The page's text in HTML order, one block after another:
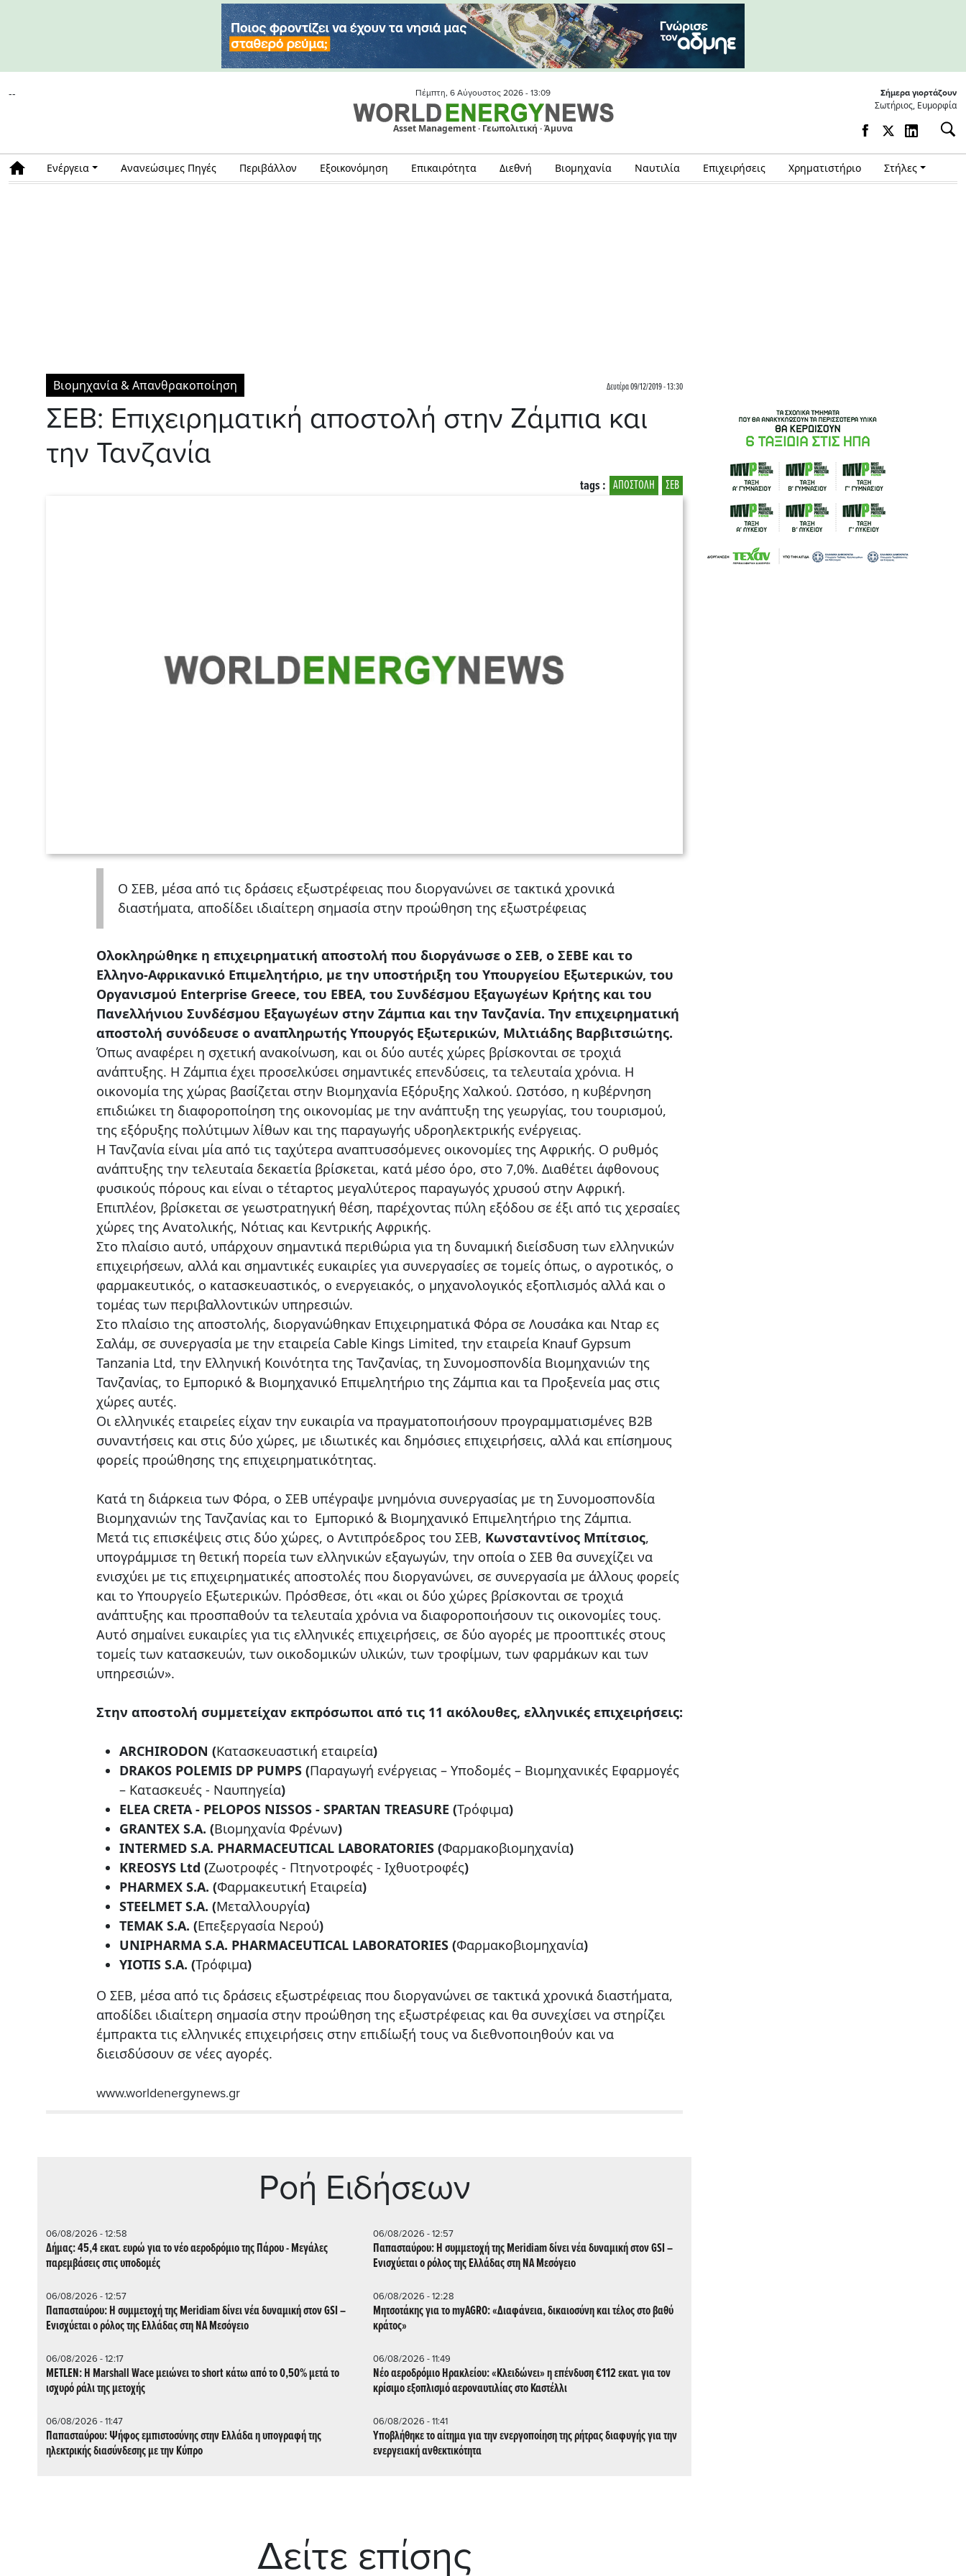
-- Πέμπτη, 6 Αύγουστος 2026 - 13:09
Asset Management · Γεωπολιτική · Άμυνα
Σήμερα γιορτάζουν
Σωτήριος, Ευμορφία
Ενέργεια Ανανεώσιμες Πηγές Περιβάλλον Εξοικονόμηση Επικαιρότητα Διεθνή Βιομηχανία Ναυτιλία Επιχειρήσεις Χρηματιστήριο Στήλες
Βιομηχανία & Απανθρακοποίηση Δευτέρα 09/12/2019 - 13:30
ΣΕΒ: Επιχειρηματική αποστολή στην Ζάμπια και
την Τανζανία
ΣΕΒ
ΑΠΟΣΤΟΛΗ
tags :
Ο ΣΕΒ, μέσα από τις δράσεις εξωστρέφειας που διοργανώνει σε τακτικά χρονικά
διαστήματα, αποδίδει ιδιαίτερη σημασία στην προώθηση της εξωστρέφειας
Ολοκληρώθηκε η επιχειρηματική αποστολή που διοργάνωσε ο ΣΕΒ, ο ΣΕΒΕ και το
Ελληνο-Αφρικανικό Επιμελητήριο, με την υποστήριξη του Υπουργείου Εξωτερικών, του
Οργανισμού Enterprise Greece, του ΕΒΕΑ, του Συνδέσμου Εξαγωγέων Κρήτης και του
Πανελλήνιου Συνδέσμου Εξαγωγέων στην Ζάμπια και την Τανζανία. Την επιχειρηματική
αποστολή συνόδευσε ο αναπληρωτής Υπουργός Εξωτερικών, Μιλτιάδης Βαρβιτσιώτης.
Όπως αναφέρει η σχετική ανακοίνωση, και οι δύο αυτές χώρες βρίσκονται σε τροχιά
ανάπτυξης. Η Ζάμπια έχει προσελκύσει σημαντικές επενδύσεις, τα τελευταία χρόνια. Η
οικονομία της χώρας βασίζεται στην Βιομηχανία Εξόρυξης Χαλκού. Ωστόσο, η κυβέρνηση
επιδιώκει τη διαφοροποίηση της οικονομίας με την ανάπτυξη της γεωργίας, του τουρισμού,
της εξόρυξης πολύτιμων λίθων και της παραγωγής υδροηλεκτρικής ενέργειας.
Η Τανζανία είναι μία από τις ταχύτερα αναπτυσσόμενες οικονομίες της Αφρικής. Ο ρυθμός
ανάπτυξης την τελευταία δεκαετία βρίσκεται, κατά μέσο όρο, στο 7,0%. Διαθέτει άφθονους
φυσικούς πόρους και είναι ο τέταρτος μεγαλύτερος παραγωγός χρυσού στην Αφρική.
Επιπλέον, βρίσκεται σε γεωστρατηγική θέση, παρέχοντας πύλη εξόδου σε έξι από τις χερσαίες
χώρες της Ανατολικής, Νότιας και Κεντρικής Αφρικής.
Στο πλαίσιο αυτό, υπάρχουν σημαντικά περιθώρια για τη δυναμική διείσδυση των ελληνικών
επιχειρήσεων, αλλά και σημαντικές ευκαιρίες για συνεργασίες σε τομείς όπως, ο αγροτικός, ο
φαρμακευτικός, ο κατασκευαστικός, o ενεργειακός, ο μηχανολογικός εξοπλισμός αλλά και ο
τομέας των περιβαλλοντικών υπηρεσιών.
Στο πλαίσιο της αποστολής, διοργανώθηκαν Επιχειρηματικά Φόρα σε Λουσάκα και Νταρ ες
Σαλάμ, σε συνεργασία με την εταιρεία Cable Kings Limited, την εταιρεία Knauf Gypsum
Tanzania Ltd, την Ελληνική Κοινότητα της Τανζανίας, τη Συνομοσπονδία Βιομηχανιών της
Τανζανίας, το Εμπορικό & Βιομηχανικό Επιμελητήριο της Ζάμπια και τα Προξενεία μας στις
χώρες αυτές.
Οι ελληνικές εταιρείες είχαν την ευκαιρία να πραγματοποιήσουν προγραμματισμένες B2B
συναντήσεις και στις δύο χώρες, με ιδιωτικές και δημόσιες επιχειρήσεις, αλλά και επίσημους
φορείς προώθησης της επιχειρηματικότητας.
Κατά τη διάρκεια των Φόρα, ο ΣΕΒ υπέγραψε μνημόνια συνεργασίας με τη Συνομοσπονδία
Βιομηχανιών της Τανζανίας και το Εμπορικό & Βιομηχανικό Επιμελητήριο της Ζάμπια.
Μετά τις επισκέψεις στις δύο χώρες, ο Αντιπρόεδρος του ΣΕΒ, Κωνσταντίνος Μπίτσιος,
υπογράμμισε τη θετική πορεία των ελληνικών εξαγωγών, την οποία ο ΣΕΒ θα συνεχίζει να
ενισχύει με τις επιχειρηματικές αποστολές που διοργανώνει, σε συνεργασία με άλλους φορείς
και το Υπουργείο Εξωτερικών. Πρόσθεσε, ότι «και οι δύο χώρες βρίσκονται σε τροχιά
ανάπτυξης και προσπαθούν τα τελευταία χρόνια να διαφοροποιήσουν τις οικονομίες τους.
Αυτό σημαίνει ευκαιρίες για τις ελληνικές επιχειρήσεις, σε δύο αγορές με προοπτικές στους
τομείς των κατασκευών, των οικοδομικών υλικών, των τροφίμων, των φαρμάκων και των
υπηρεσιών».
Στην αποστολή συμμετείχαν εκπρόσωποι από τις 11 ακόλουθες, ελληνικές επιχειρήσεις:
ARCHIRODON (Κατασκευαστική εταιρεία)
DRAKOS POLEMIS DP PUMPS (Παραγωγή ενέργειας – Υποδομές – Βιομηχανικές Εφαρμογές
– Κατασκευές - Ναυπηγεία)
ELEA CRETA - PELOPOS NISSOS - SPARTAN TREASURE (Τρόφιμα)
GRANTEX S.A. (Βιομηχανία Φρένων)
INTERMED S.A. PHARMACEUTICAL LABORATORIES (Φαρμακοβιομηχανία)
KREOSYS Ltd (Ζωοτροφές - Πτηνοτροφές - Ιχθυοτροφές)
PHARMEX S.A. (Φαρμακευτική Εταιρεία)
STEELMET S.A. (Μεταλλουργία)
ΤΕΜΑΚ S.A. (Επεξεργασία Νερού)
UNIPHARMA S.A. PHARMACEUTICAL LABORATORIES (Φαρμακοβιομηχανία)
YIOTIS S.A. (Τρόφιμα)
Ο ΣΕΒ, μέσα από τις δράσεις εξωστρέφειας που διοργανώνει σε τακτικά χρονικά διαστήματα,
αποδίδει ιδιαίτερη σημασία στην προώθηση της εξωστρέφειας και θα συνεχίσει να στηρίζει
έμπρακτα τις ελληνικές επιχειρήσεις στην επιδίωξή τους να διεθνοποιηθούν και να
διεισδύσουν σε νέες αγορές.
www.worldenergynews.gr
Ρoή Ειδήσεων
06/08/2026 - 12:58
Δήμας: 45,4 εκατ. ευρώ για το νέο αεροδρόμιο της Πάρου - Μεγάλες
παρεμβάσεις στις υποδομές
06/08/2026 - 12:57
Παπασταύρου: Η συμμετοχή της Meridiam δίνει νέα δυναμική στον GSI –
Ενισχύεται ο ρόλος της Ελλάδας στη ΝΑ Μεσόγειο
06/08/2026 - 12:57
Παπασταύρου: Η συμμετοχή της Meridiam δίνει νέα δυναμική στον GSI –
Ενισχύεται ο ρόλος της Ελλάδας στη ΝΑ Μεσόγειο
06/08/2026 - 12:28
Μητσοτάκης για το myAGRO: «Διαφάνεια, δικαιοσύνη και τέλος στο βαθύ
κράτος»
06/08/2026 - 12:17
METLEN: Η Marshall Wace μειώνει το short κάτω από το 0,50% μετά το
ισχυρό ράλι της μετοχής
06/08/2026 - 11:49
Νέο αεροδρόμιο Ηρακλείου: «Κλειδώνει» η επένδυση €112 εκατ. για τον
κρίσιμο εξοπλισμό αεροναυτιλίας στο Καστέλλι
06/08/2026 - 11:47
Παπασταύρου: Ψήφος εμπιστοσύνης στην Ελλάδα η υπογραφή της
ηλεκτρικής διασύνδεσης με την Κύπρο
06/08/2026 - 11:41
Υποβλήθηκε το αίτημα για την ενεργοποίηση της ρήτρας διαφυγής για την
ενεργειακή ανθεκτικότητα
Δείτε επίσης